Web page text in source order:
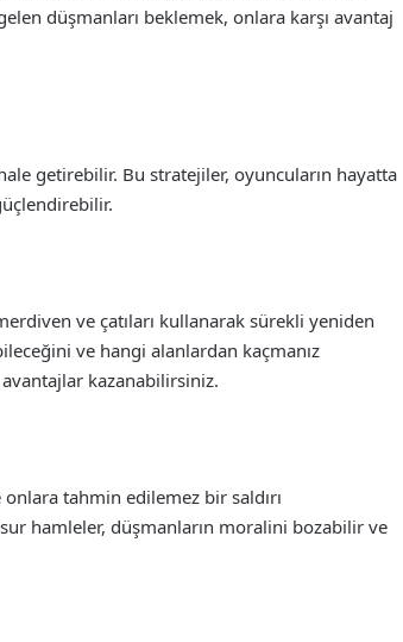
düşmanları beklemek, onlara karşı avantaj
getirebilir. Bu stratejiler, oyuncuların hayatta
ve çatıları kullanarak sürekli yeniden
ve hangi alanlardan kaçmanız
kazanabilirsiniz.
onlara tahmin edilemez bir saldırı
hamleler, düşmanların moralini bozabilir ve